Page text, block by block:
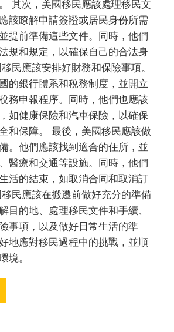
其次，美國移民應該處理移民文
該瞭解申請簽證或居民身份所需
提前準備這些文件。同時，他們
規和規定，以確保自己的合法身
民應該安排好財務和保險事項。
的銀行體系和稅務制度，並開立
務申報程序。同時，他們也應該
如健康保險和汽車保險，以確保
和保障。 最後，美國移民應該做
。他們應該找到適合的住所，並
醫療和交通等設施。同時，他們
活的結束，如取消合同和取消訂
民應該在搬遷前做好充分的準備
目的地、處理移民文件和手續、
事項，以及做好日常生活的準
地應對移民過程中的挑戰，並順
境。